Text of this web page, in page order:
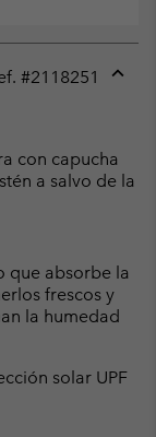
#2118251
con capucha
a salvo de la
que absorbe la
frescos y
la humedad
solar UPF